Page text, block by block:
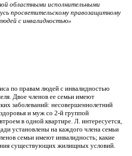
областными исполнительными
просветительскому правозащитному
с инвалидностью»
по правам людей с инвалидностью
Двое членов ее семьи имеют
заболеваний: несовершеннолетний
и муж со 2-й группой
в одной квартире. Л. интересуется,
установлены на каждого члена семьи
семьи имеют инвалидность; какие
существующих жилищных условий.